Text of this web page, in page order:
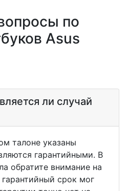
по
Asus
ли случай
талоне указаны
гарантийными. В
обратите внимание на
срок мог